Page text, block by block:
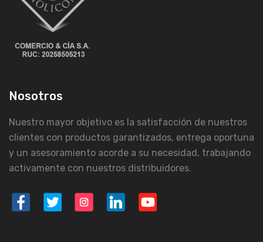
Nosotros
Nuestro mayor objetivo es la satisfacción de nuestros
clientes con productos garantizados, entrega oportuna
y un asesoramiento acorde a su necesidad, trabajando
activamente con nuestros distribuidores.